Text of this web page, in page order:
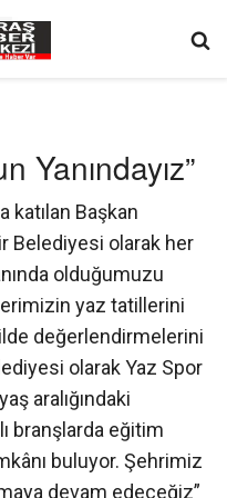
Yanındayız”
katılan Başkan
Belediyesi olarak her
olduğumuzu
yaz tatillerini
değerlendirmelerini
olarak Yaz Spor
aralığındaki
branşlarda eğitim
buluyor. Şehrimiz
devam edeceğiz”